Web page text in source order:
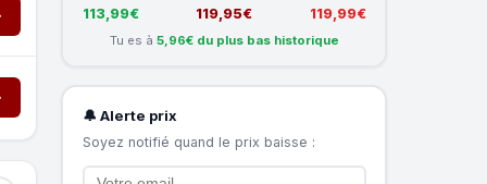
113,99€ 119,95€ 119,99€
Tu es à 5,96€ du plus bas historique
🔔 Alerte prix
Soyez notifié quand le prix baisse :